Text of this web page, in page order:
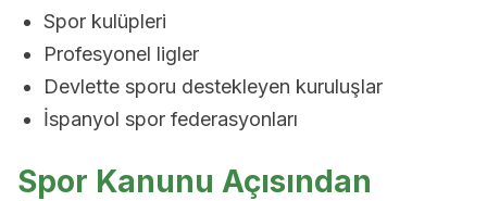
Spor kulüpleri
Profesyonel ligler
Devlette sporu destekleyen kuruluşlar
İspanyol spor federasyonları
Spor Kanunu Açısından